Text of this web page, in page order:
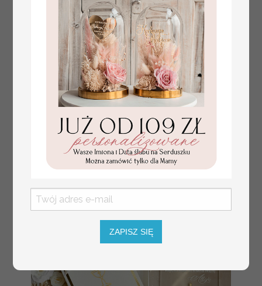
Prezent dla dziecka na narodziny
welurowy album na zdjęcia,
pamiątka z pierwszych lat życia
349.00 PLN
ZAPISZ SIĘ